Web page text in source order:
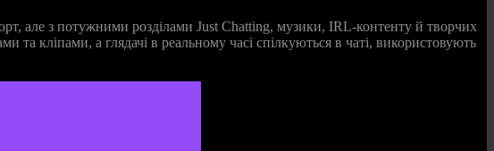
але з потужними розділами Just Chatting, музики, IRL‑контенту й творчих
та кліпами, а глядачі в реальному часі спілкуються в чаті, використовують